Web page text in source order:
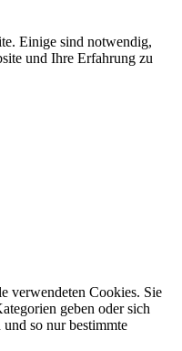
Einige sind notwendig,
und Ihre Erfahrung zu
verwendeten Cookies. Sie
geben oder sich
so nur bestimmte